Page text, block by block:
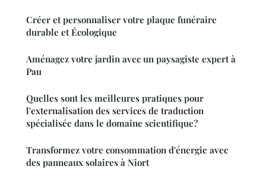
Créer et personnaliser votre plaque funéraire
durable et Écologique
Aménagez votre jardin avec un paysagiste expert à
Pau
Quelles sont les meilleures pratiques pour
l'externalisation des services de traduction
spécialisée dans le domaine scientifique?
Transformez votre consommation d'énergie avec
des panneaux solaires à Niort